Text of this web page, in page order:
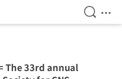
Open
The 33rd annual